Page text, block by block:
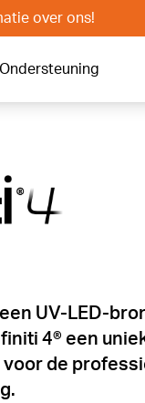
over ons!
UV-LED-
4® een
de